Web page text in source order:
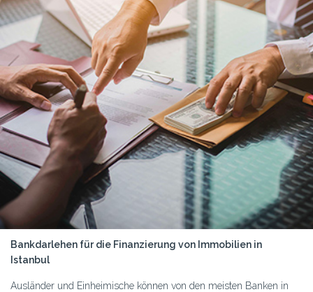
Bankdarlehen für die Finanzierung von Immobilien in
Istanbul
Ausländer und Einheimische können von den meisten Banken in